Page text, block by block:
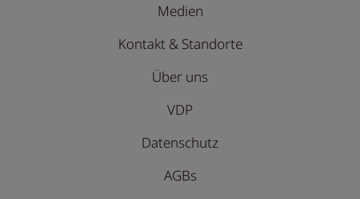
Medien
Kontakt & Standorte
Über uns
VDP
Datenschutz
AGBs